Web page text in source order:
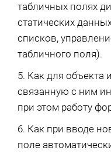
табличных полях
статических
списков,
табличного поля).
5. Как для объекта
связанную с ним
при этом работу
6. Как при вводе
поле